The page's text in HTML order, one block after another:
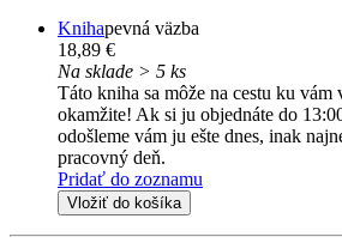
Knihapevná väzba
18,89 €
Na sklade > 5 ks
Táto kniha sa môže na cestu ku
okamžite! Ak si ju objednáte do
odošleme vám ju ešte dnes, inak
pracovný deň.
Pridať do zoznamu
Vložiť do košíka